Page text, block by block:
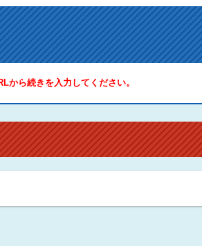
から続きを入力してください。